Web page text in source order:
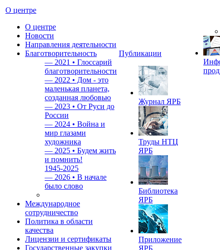
О центре
О центре
Новости
Направления деятельности
Благотворительность
— 2021 • Глоссарий
благотворительности
— 2022 • Дом - это
маленькая планета,
созданная любовью
— 2023 • От Руси до
России
— 2024 • Война и
мир глазами
художника
— 2025 • Будем жить
и помнить!
1945-2025
— 2026 • В начале
было слово
Международное
сотрудничество
Политика в области
качества
Лицензии и сертификаты
Государственные закупки
Публикации
Журнал ЯРБ
Труды НТЦ
ЯРБ
Библиотека
ЯРБ
Приложение
ЯРБ